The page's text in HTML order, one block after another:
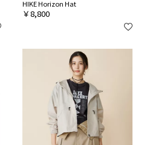
HIKE Horizon Hat
￥8,800